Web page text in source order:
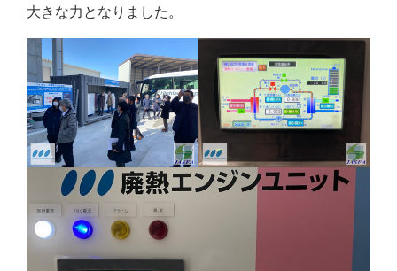
大きな力となりました。